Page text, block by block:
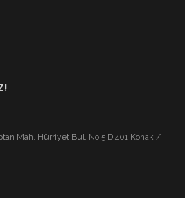
Mah. Hürriyet Bul. No:5 D:401 Konak /